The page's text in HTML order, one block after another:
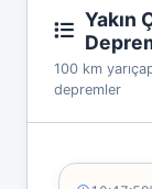
Yakın
100 km
depremler